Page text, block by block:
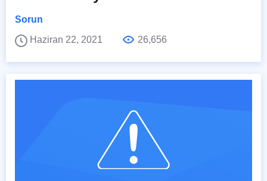
Sorun
Haziran 22, 2021
26,656